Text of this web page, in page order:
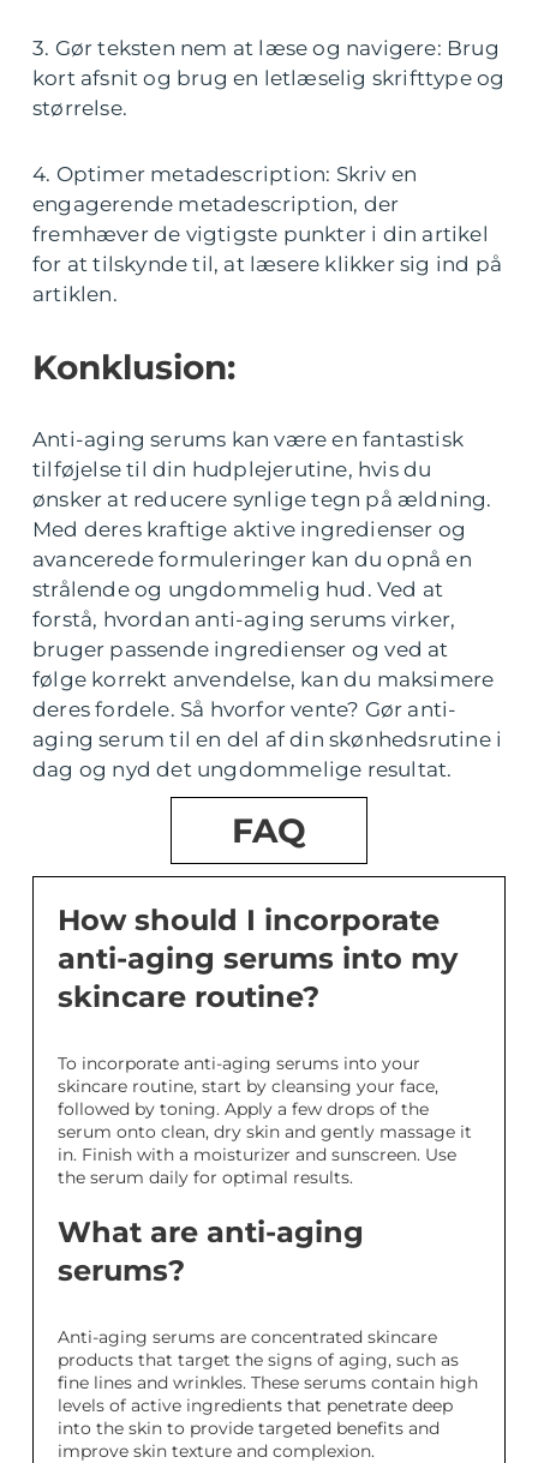
3. Gør teksten nem at læse og navigere: Brug
kort afsnit og brug en letlæselig skrifttype og
størrelse.
4. Optimer metadescription: Skriv en
engagerende metadescription, der
fremhæver de vigtigste punkter i din artikel
for at tilskynde til, at læsere klikker sig ind på
artiklen.
Konklusion:
Anti-aging serums kan være en fantastisk
tilføjelse til din hudplejerutine, hvis du
ønsker at reducere synlige tegn på ældning.
Med deres kraftige aktive ingredienser og
avancerede formuleringer kan du opnå en
strålende og ungdommelig hud. Ved at
forstå, hvordan anti-aging serums virker,
bruger passende ingredienser og ved at
følge korrekt anvendelse, kan du maksimere
deres fordele. Så hvorfor vente? Gør anti-
aging serum til en del af din skønhedsrutine i
dag og nyd det ungdommelige resultat.
FAQ
How should I incorporate
anti-aging serums into my
skincare routine?
To incorporate anti-aging serums into your
skincare routine, start by cleansing your face,
followed by toning. Apply a few drops of the
serum onto clean, dry skin and gently massage it
in. Finish with a moisturizer and sunscreen. Use
the serum daily for optimal results.
What are anti-aging
serums?
Anti-aging serums are concentrated skincare
products that target the signs of aging, such as
fine lines and wrinkles. These serums contain high
levels of active ingredients that penetrate deep
into the skin to provide targeted benefits and
improve skin texture and complexion.